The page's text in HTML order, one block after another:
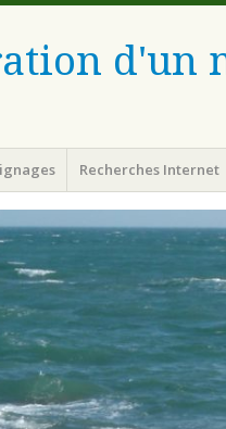
d'un
Recherches Internet